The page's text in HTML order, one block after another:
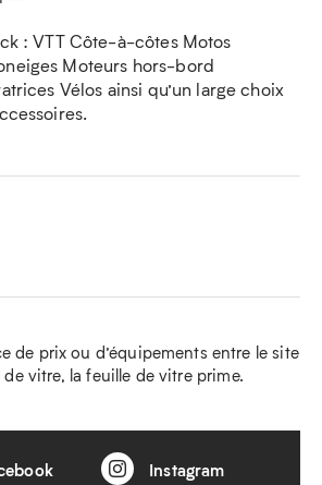
: VTT Côte-à-côtes Motos
Moteurs hors-bord
Vélos ainsi qu’un large choix
de prix ou d’équipements entre le site
vitre, la feuille de vitre prime.
Instagram